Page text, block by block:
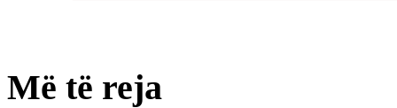
Më të reja